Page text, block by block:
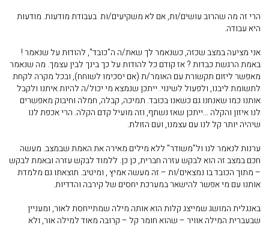
הרי זה מה שהרוב עושים/ות, אם לא משקיעים/ות בעבודת מודעות. מודעות
היא עבודה.
אני מציעה במצב שכזה, כשנאמר לך שאת/ה ה"כובד", להודות על שנאמר !
באמת הרגשת כבדות ? אז קודם כל להודות על כך בינך לבין עצמך. מה שנאמר
מאפשר ליזום תקשורת עם האומר/ת (אם יסכימו לשוחח), ובכל מקרה לקחת
לתשומת ליבנו, ולפעול לשינוי. ייתכן שנמצא מי יכול/ה להיות איתנו ולקבל
אותנו כמו שאנחנו גם כשאנו בכובד. תמיכה, קבלה, חמלה וחיבוק מאפשרים
לנו איזון והקלה …ייתכן שאז נשתף, וזה מועיל קדם הקלה. הרי אכפת לנו
שיהיה יותר קל לנו עם עצמנו, ועם הזולת.
ערנות לנאמר לנו ול"משודר" ללא מילים מאירה את האמת שבמצב. מעשה
חכם במצב זה הוא לבקש עזרה חברית, כן כן. ללמוד לבקש עזרה ובאמת לבקש
– מתוך הכובד בו נמצאים/ות – זה מעשה אמיץ , ומיטיב. תוצאתו גם מלמדת
אותנו עם מי אפשר להישאר במערכת יחסים של קירבה והדדיות.
באנגלית המושג שמייצג קלות הוא אותה מילה שמתייחסת לאור, ומעניין
שבעברית המילה אוויר – שהוא חומר קל – קרובה מאוד למילה אור, ולא